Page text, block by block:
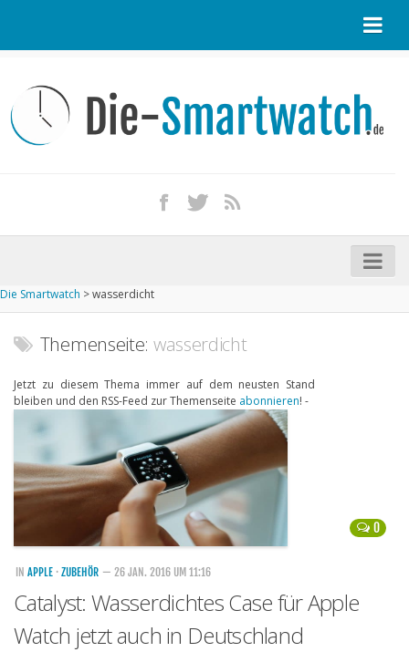
Kontakt / Tipp geben
Impressum
iPhone kaufen
Startseite
Aktuelle Smartwatches im Test
Marken und Modelle
Handytarife
BASE
Smartphonetarife
Datentarife
o2
Smartphonetarife
Prepaid-Tarife
Die Smartwatch >wasserdicht
Themenseite: wasserdicht
Jetzt zu diesem Thema immer auf dem neusten Stand
bleiben und den RSS-Feed zur Themenseite abonnieren! -
0
IN APPLE · ZUBEHÖR — 26 JAN. 2016 UM 11:16
Catalyst: Wasserdichtes Case für Apple
Watch jetzt auch in Deutschland